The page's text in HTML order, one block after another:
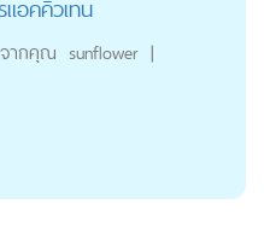
อคคิวเทน
จากคุณ sunflower |